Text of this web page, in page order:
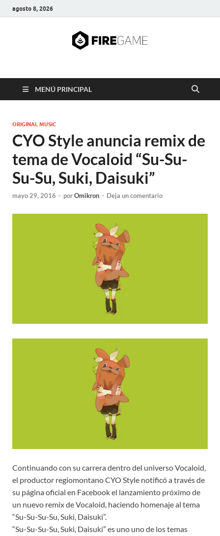
agosto 8, 2026
FIRE GAME
MENÚ PRINCIPAL
ORIGINAL MUSIC
CYO Style anuncia remix de
tema de Vocaloid “Su-Su-
Su-Su, Suki, Daisuki”
mayo 29, 2016 - porOmikron - Deja un comentario
Continuando con su carrera dentro del universo Vocaloid,
el productor regiomontano CYO Style notificó a través de
su página oficial en Facebook el lanzamiento próximo de
un nuevo remix de Vocaloid, haciendo homenaje al tema
“Su-Su-Su-Su, Suki, Daisuki”.
“Su-Su-Su-Su, Suki, Daisuki” es uno uno de los temas